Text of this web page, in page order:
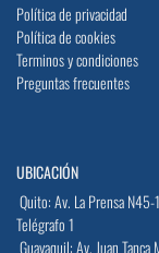
Política de privacidad
Política de cookies
Terminos y condiciones
Preguntas frecuentes
UBICACIÓN
Quito: Av. La Prensa N45-
Telégrafo 1
Guayaquil: Av. Juan Tanca